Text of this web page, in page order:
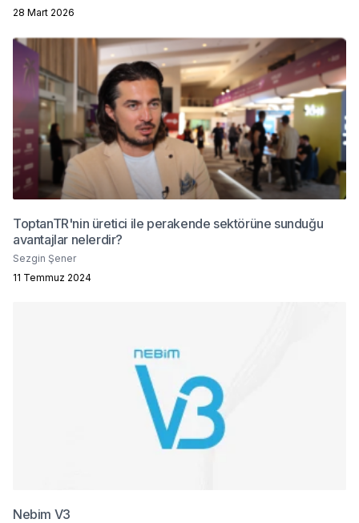
28 Mart 2026
ToptanTR'nin üretici ile perakende sektörüne sunduğu
avantajlar nelerdir?
Sezgin Şener
11 Temmuz 2024
Nebim V3